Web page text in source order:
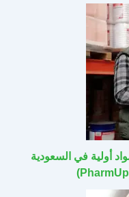
أولية في السعودية